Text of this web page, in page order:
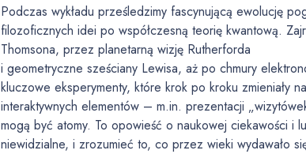
Podczas wykładu prześledzimy fascynującą ewolucję
filozoficznych idei po współczesną teorię kwantową.
Thomsona, przez planetarną wizję Rutherforda
i geometryczne sześciany Lewisa, aż po chmury
kluczowe eksperymenty, które krok po kroku zmieniały
interaktywnych elementów – m.in. prezentacji
mogą być atomy. To opowieść o naukowej ciekawości i
niewidzialne, i zrozumieć to, co przez wieki wydawało